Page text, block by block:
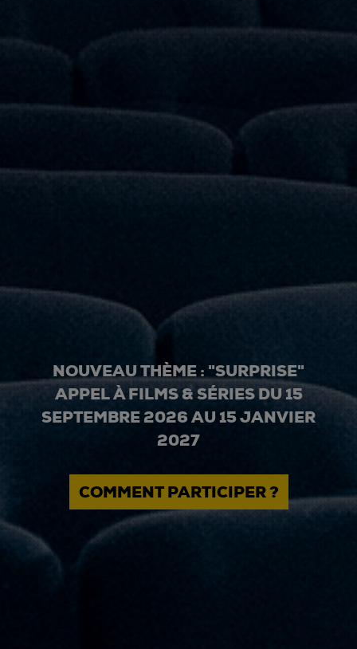
NOUVEAU THÈME : "SURPRISE"
APPEL À FILMS & SÉRIES DU 15
SEPTEMBRE 2026 AU 15 JANVIER
2027
COMMENT PARTICIPER ?